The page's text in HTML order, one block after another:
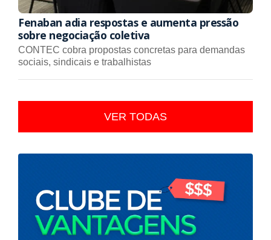
Fenaban adia respostas e aumenta pressão
sobre negociação coletiva
CONTEC cobra propostas concretas para demandas
sociais, sindicais e trabalhistas
VER TODAS